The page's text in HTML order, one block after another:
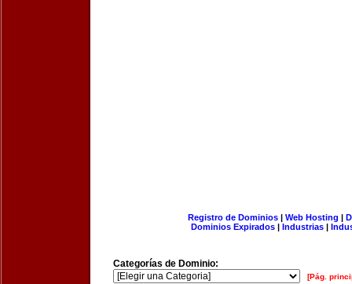
Registro de Dominios| Web Hosting |
Dominios Expirados | Industrias |
Categorías de Dominio:
[Pág.